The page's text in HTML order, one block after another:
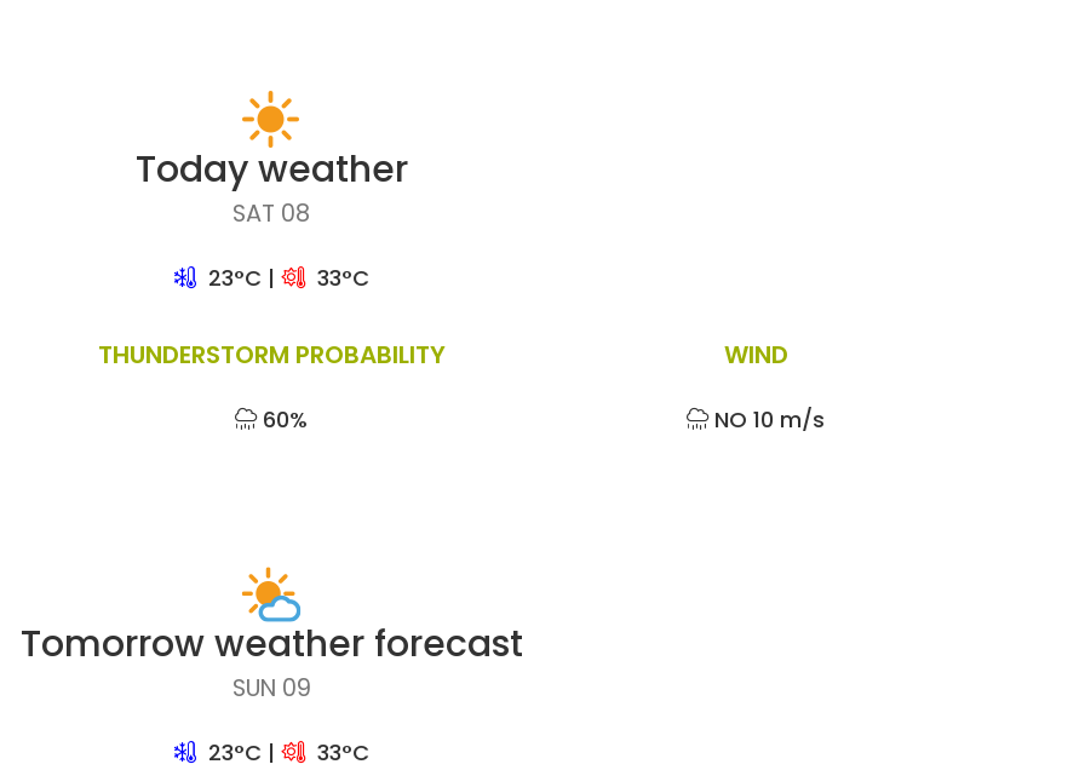
Today weather
SAT 08
23°C | 33°C
THUNDERSTORM PROBABILITY
60%
WIND
NO 10 m/s
Tomorrow weather forecast
SUN 09
23°C | 33°C